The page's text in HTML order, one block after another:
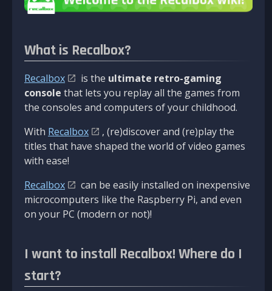
What is Recalbox?
Recalbox is the ultimate retro-gaming
console that lets you replay all the games from
the consoles and computers of your childhood.
With Recalbox
, (re)discover and (re)play the
titles that have shaped the world of video games
with ease!
Recalbox
can be easily installed on inexpensive
microcomputers like the Raspberry Pi, and even
on your PC (modern or not)!
I want to install Recalbox! Where do I
start?